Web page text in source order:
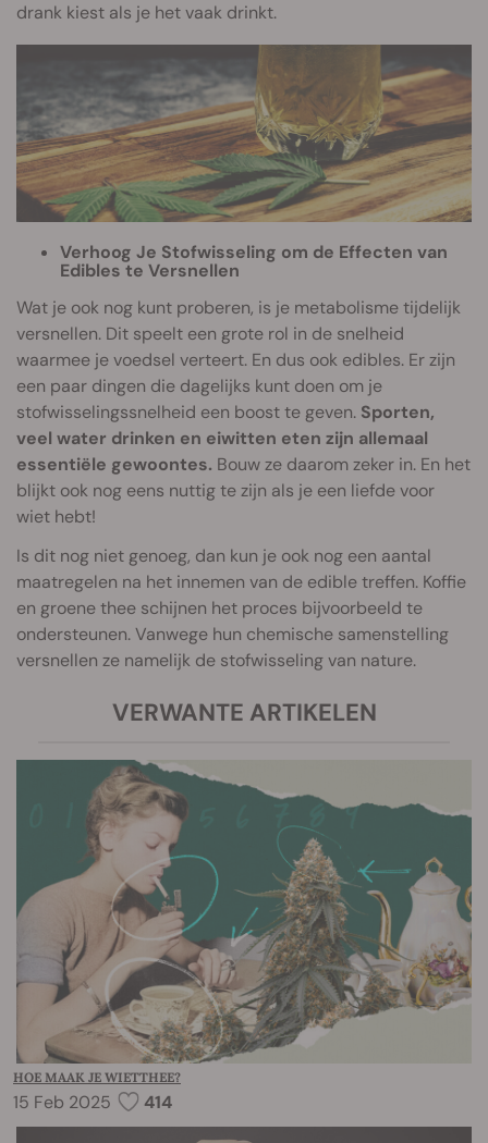
drank kiest als je het vaak drinkt.
Verhoog Je Stofwisseling om de Effecten van
Edibles te Versnellen
Wat je ook nog kunt proberen, is je metabolisme tijdelijk
versnellen. Dit speelt een grote rol in de snelheid
waarmee je voedsel verteert. En dus ook edibles. Er zijn
een paar dingen die dagelijks kunt doen om je
stofwisselingssnelheid een boost te geven. Sporten,
veel water drinken en eiwitten eten zijn allemaal
essentiële gewoontes. Bouw ze daarom zeker in. En het
blijkt ook nog eens nuttig te zijn als je een liefde voor
wiet hebt!
Is dit nog niet genoeg, dan kun je ook nog een aantal
maatregelen na het innemen van de edible treffen. Koffie
en groene thee schijnen het proces bijvoorbeeld te
ondersteunen. Vanwege hun chemische samenstelling
versnellen ze namelijk de stofwisseling van nature.
VERWANTE ARTIKELEN
HOE MAAK JE WIETTHEE?
15 Feb 2025 414